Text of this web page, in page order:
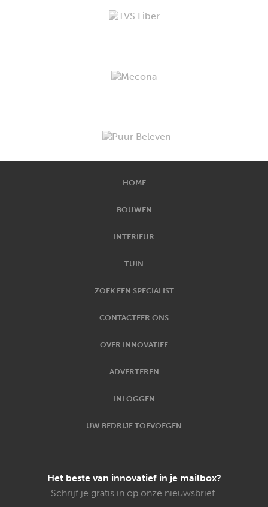
HOME
BOUWEN
INTERIEUR
TUIN
ZOEK EEN SPECIALIST
CONTACTEER ONS
OVER INNOVATIEF
ADVERTEREN
INLOGGEN
UW BEDRIJF TOEVOEGEN
Het beste van innovatief in je mailbox?
Schrijf je gratis in op onze nieuwsbrief.